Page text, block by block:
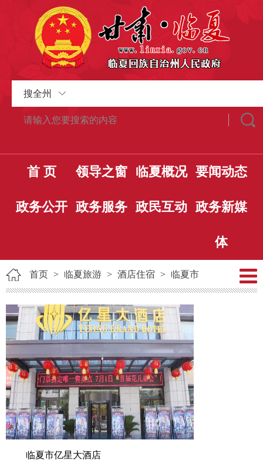
搜全州
首 页 领导之窗 临夏概况 要闻动态
政务公开 政务服务 政民互动 政务新媒
体
首页 > 临夏旅游 > 酒店住宿 > 临夏市
临夏市亿星大酒店